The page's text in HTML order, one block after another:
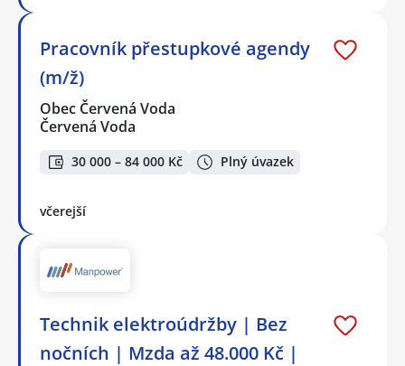
Pracovník přestupkové agendy
(m/ž)
Obec Červená Voda
Červená Voda
30 000 – 84 000 Kč Plný úvazek
včerejší
Technik elektroúdržby | Bez
nočních | Mzda až 48.000 Kč |